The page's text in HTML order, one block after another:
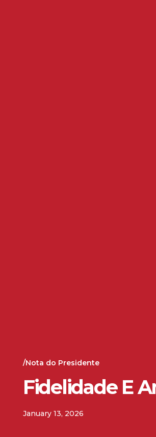
/Nota do Presidente
Fidelidade E
January 13, 2026